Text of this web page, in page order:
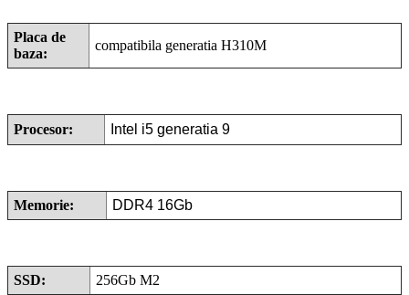
Placa de
baza:
compatibila generatia H310M
Procesor: Intel i5 generatia 9
Memorie: DDR4 16Gb
SSD: 256Gb M2